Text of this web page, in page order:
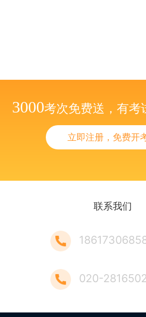
3000考次免费送，有考
立即注册，免费开
联系我们
020-